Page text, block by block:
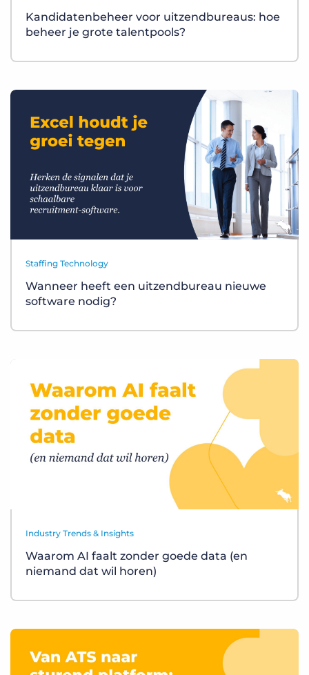
Kandidatenbeheer voor uitzendbureaus: hoe
beheer je grote talentpools?
Staffing Technology
Wanneer heeft een uitzendbureau nieuwe
software nodig?
Industry Trends & Insights
Waarom AI faalt zonder goede data (en
niemand dat wil horen)